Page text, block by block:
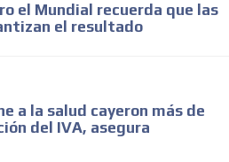
el Mundial recuerda que las
el resultado
a la salud cayeron más de
del IVA, asegura